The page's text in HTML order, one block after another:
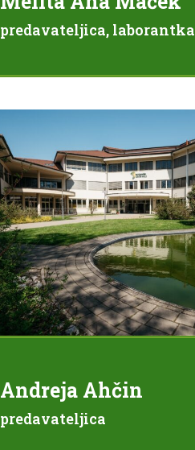
predavateljica, laborantka
Andreja Ahčin
predavateljica